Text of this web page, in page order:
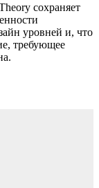
сохраняет
уровней и, что
требующее